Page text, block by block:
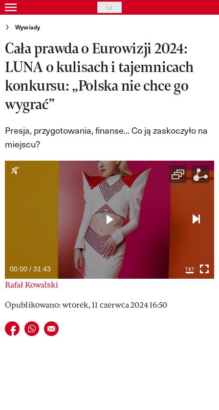
Skip
to
content
Gwiazdy
Ludzie
Moda
Uroda
Styl życia
Kultura
Wideo
Nasze akcje
VIVA!PEOPLE POWER
Wywiady
Cała prawda o Eurowizji 2024:
LUNA o kulisach i tajemnicach
konkursu: „Polska nie chce go
wygrać”
Presja, przygotowania, finanse... Co ją zaskoczyło na
miejscu?
00:00 / 31:43
Rafał Kowalski
Opublikowano: wtorek, 11 czerwca 2024 16:50
Udostępnij na facebook
Udostępnij na whatsapp
E-mail do przyjaciela